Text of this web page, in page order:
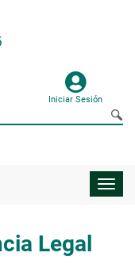
Iniciar Sesión
Legal